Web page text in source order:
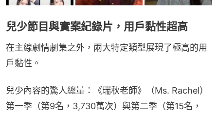
兒少節目與實案紀錄片，用戶黏性超高
在主線劇情劇集之外，兩大特定類型展現了極高的用
戶黏性。
兒少內容的驚人總量：《瑞秋老師》（Ms. Rachel）
第一季（第9名，3,730萬次）與第二季（第15名，